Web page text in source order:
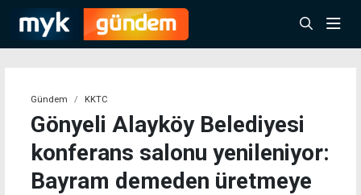
Gündem KKTC
Gönyeli Alayköy Belediyesi
konferans salonu yenileniyor:
Bayram demeden üretmeye